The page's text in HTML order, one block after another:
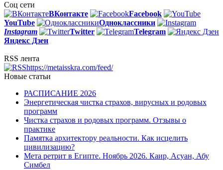
Соц сети
ВКонтакте
Facebook
YouTube
Одноклассники
Instagram
Twitter
Telegram
Яндекс Дзен
RSS лента
https://metaisskra.com/feed/
Новые статьи
РАСПИСАНИЕ 2026
Энергетическая чистка страхов, вирусных и родовых
программ
Чистка страхов и родовых программ. Отзывы о
практике
Памятка архитектору реальности. Как исцелить
цивилизацию?
Мета ретрит в Египте. Ноябрь 2026. Каир, Асуан, Абу
Симбел